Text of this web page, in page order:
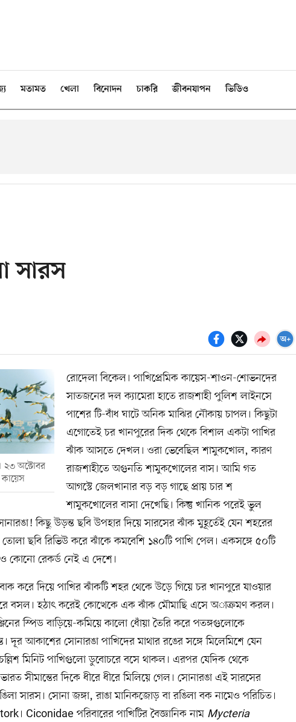
মতামত খেলা বিনোদন চাকরি জীবনযাপন ভিডিও
সারস
অক্টোবর
কায়েস
রোদেলা বিকেল। পাখিপ্রেমিক কায়েস-শাওন-শোভনদের
সাতজনের দল ক্যামেরা হাতে রাজশাহী পুলিশ লাইনসে
পাশের টি-বাঁধ ঘাটে অনিক মাঝির নৌকায় চাপল। কিছুটা
এগোতেই চর খানপুরের দিক থেকে বিশাল একটা পাখির
ঝাঁক আসতে দেখল। ওরা ভেবেছিল শামুকখোল, কারণ
রাজশাহীতে অগুনতি শামুকখোলের বাস। আমি গত
আগস্টে জেলখানার বড় বড় গাছে প্রায় চার শ
শামুকখোলের বাসা দেখেছি। কিন্তু খানিক পরেই ভুল
কিছু উড়ন্ত ছবি উপহার দিয়ে সারসের ঝাঁক মুহূর্তেই যেন শহরের
ছবি রিভিউ করে ঝাঁকে কমবেশি ১৪০টি পাখি পেল। একসঙ্গে ৫০টি
কোনো রেকর্ড নেই এ দেশে।
করে দিয়ে পাখির ঝাঁকটি শহর থেকে উড়ে গিয়ে চর খানপুরে যাওয়ার
বসল। হঠাৎ করেই কোত্থেকে এক ঝাঁক মৌমাছি এসে অাক্রমণ করল।
স্পিড বাড়িয়ে-কমিয়ে কালো ধোঁয়া তৈরি করে পতঙ্গগুলোকে
দূর আকাশের সোনারঙা পাখিদের মাথার রঙের সঙ্গে মিলেমিশে যেন
মিনিট পাখিগুলো ডুবোচরে বসে থাকল। এরপর যেদিক থেকে
সীমা‌ন্তের দিকে ধীরে ধীরে মিলিয়ে গেল। সোনারঙা এই সারসের
সারস। সোনা জঙ্গা, রাঙা মানিকজোড় বা রঙিলা বক নামেও পরিচিত।
Ciconidae পরিবারের পাখিটির বৈজ্ঞানিক নাম Mycteria